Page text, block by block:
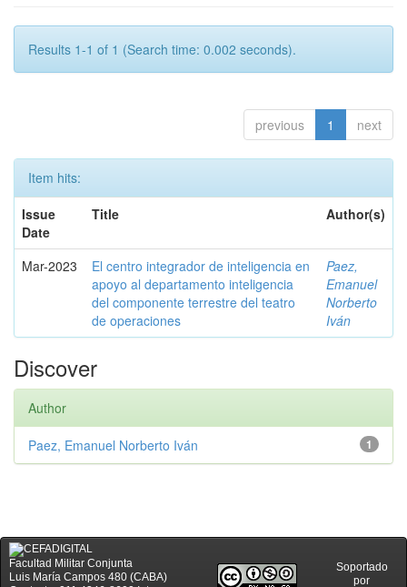
Results 1-1 of 1 (Search time: 0.002 seconds).
previous 1 next
Item hits:
Issue
Date
Title Author(s)
Mar-2023
El centro integrador de inteligencia en
apoyo al departamento inteligencia
del componente terrestre del teatro
de operaciones
Paez,
Emanuel
Norberto
Iván
Discover
Author
1
Paez, Emanuel Norberto Iván
Facultad Militar Conjunta
Luis María Campos 480 (CABA)
Soportado
por